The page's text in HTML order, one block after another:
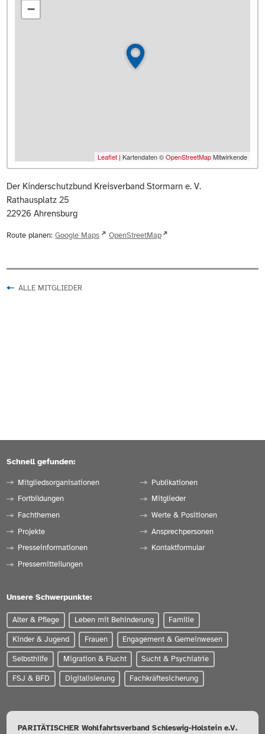
−
Leaflet | Kartendaten ©OpenStreetMapMitwirkende
Der Kinderschutzbund Kreisverband Stormarn e. V.
Rathausplatz 25
22926 Ahrensburg
Route planen: Google Maps OpenStreetMap
ALLE MITGLIEDER
Schnell gefunden:
Mitgliedsorganisationen
Fortbildungen
Fachthemen
Projekte
Presseinformationen
Pressemitteilungen
Publikationen
Mitglieder
Werte & Positionen
Ansprechpersonen
Kontaktformular
Unsere Schwerpunkte:
Alter & Pflege Leben mit Behinderung Familie
Kinder & Jugend Frauen Engagement & Gemeinwesen
Selbsthilfe Migration & Flucht Sucht & Psychiatrie
FSJ & BFD Digitalisierung Fachkräftesicherung
PARITÄTISCHER Wohlfahrtsverband Schleswig-Holstein e.V.